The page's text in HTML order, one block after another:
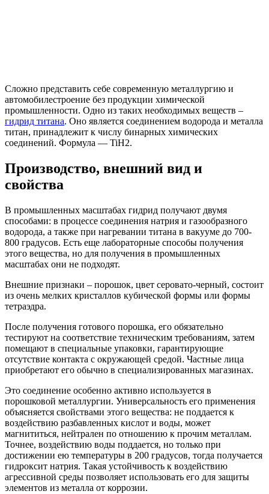
Сложно представить себе современную металлургию и
автомобилестроение без продукции химической
промышленности. Одно из таких необходимых веществ –
гидрид титана. Оно является соединением водорода и металла
титан, принадлежит к числу бинарных химических
соединений. Формула — TiH2.
Производство, внешний вид и
свойства
В промышленных масштабах гидрид получают двумя
способами: в процессе соединения натрия и газообразного
водорода, а также при нагревании титана в вакууме до 700-
800 градусов. Есть еще лабораторные способы получения
этого вещества, но для получения в промышленных
масштабах они не подходят.
Внешние признаки – порошок, цвет серовато-черный, состоит
из очень мелких кристаллов кубической формы или формы
тетраэдра.
После получения готового порошка, его обязательно
тестируют на соответствие техническим требованиям, затем
помещают в специальные упаковки, гарантирующие
отсутствие контакта с окружающей средой. Частные лица
приобретают его обычно в специализированных магазинах.
Это соединение особенно активно используется в
порошковой металлургии. Универсальность его применения
объясняется свойствами этого вещества: не поддается к
воздействию разбавленных кислот и воды, может
магнититься, нейтрален по отношению к прочим металлам.
Точнее, воздействию воды поддается, но только при
достижении ею температуры в 200 градусов, тогда получается
гидроксит натрия. Такая устойчивость к воздействию
агрессивной среды позволяет использовать его для защиты
элементов из металла от коррозии.